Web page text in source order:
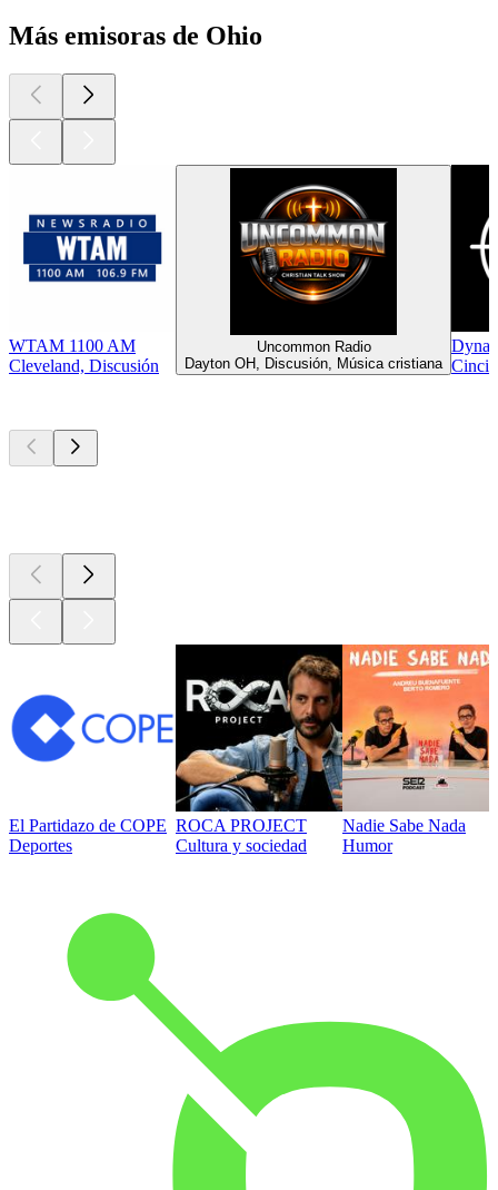
Más emisoras de Ohio
WTAM 1100 AM
Cleveland, Discusión
Uncommon Radio
Dayton OH, Discusión, Música cristiana
El Partidazo de COPE
Deportes
ROCA PROJECT
Cultura y sociedad
Nadie Sabe Nada
Humor